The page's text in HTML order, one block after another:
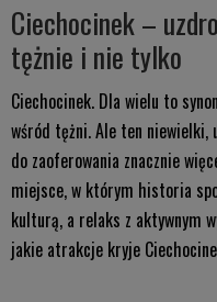
Ciechocinek –
tężnie i nie tylko
Ciechocinek. Dla wielu to
wśród tężni. Ale ten niewielki,
do zaoferowania znacznie
miejsce, w którym historia
kulturą, a relaks z aktywnym
jakie atrakcje kryje